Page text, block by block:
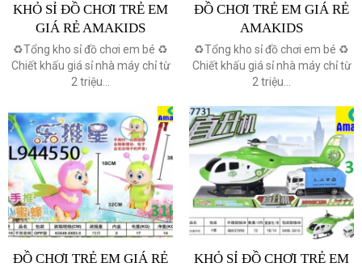
KHỎ SỈ ĐỒ CHƠI TRẺ EM
GIÁ RẺ AMAKIDS
♻️Tổng kho sỉ đồ chơi em bé ♻️
Chiết khấu giá sỉ nhà máy chỉ từ
2 triệu...
ĐỒ CHƠI TRẺ EM GIÁ RẺ
AMAKIDS
♻️Tổng kho sỉ đồ chơi em bé ♻️
Chiết khấu giá sỉ nhà máy chỉ từ
2 triệu...
ĐỒ CHƠI TRẺ EM GIÁ RẺ
KHỎ SỈ ĐỒ CHƠI TRẺ EM